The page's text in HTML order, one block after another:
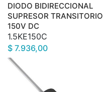
DIODO BIDIRECCIONAL
SUPRESOR TRANSITORIO
150V DC
1.5KE150C
$ 7.936,00